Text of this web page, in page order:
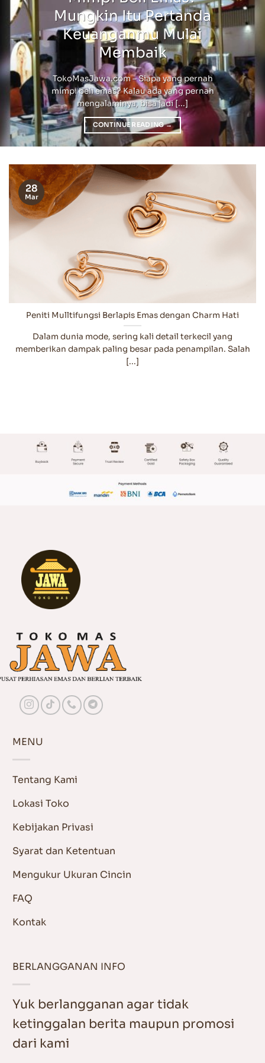
Mungkin Itu Pertanda
Keuanganmu Mulai
Membaik
TokoMasJawa.com – Siapa yang pernah
mimpi beli emas? Kalau ada yang pernah
mengalaminya, bisa jadi [...]
CONTINUE READING→
Peniti Mulltifungsi Berlapis Emas dengan Charm Hati
Dalam dunia mode, sering kali detail terkecil yang
memberikan dampak paling besar pada penampilan. Salah
[...]
28
Mar
MENU
Tentang Kami
Lokasi Toko
Kebijakan Privasi
Syarat dan Ketentuan
Mengukur Ukuran Cincin
FAQ
Kontak
BERLANGGANAN INFO
Yuk berlangganan agar tidak
ketinggalan berita maupun promosi
dari kami